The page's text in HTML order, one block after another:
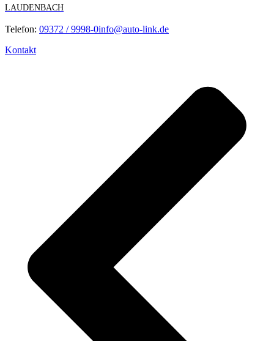
LAUDENBACH
Telefon: 09372 / 9998-0info@auto-link.de
Kontakt